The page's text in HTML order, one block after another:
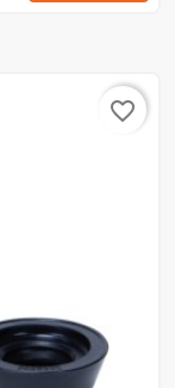
favorite_border